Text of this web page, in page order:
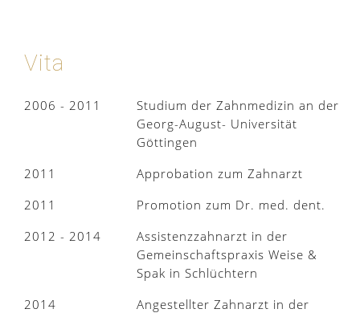
Vita
2006 - 2011
Studium der Zahnmedizin an der
Georg-August- Universität
Göttingen
2011
Approbation zum Zahnarzt
2011
Promotion zum Dr. med. dent.
2012 - 2014
Assistenzzahnarzt in der
Gemeinschaftspraxis Weise &
Spak in Schlüchtern
2014
Angestellter Zahnarzt in der